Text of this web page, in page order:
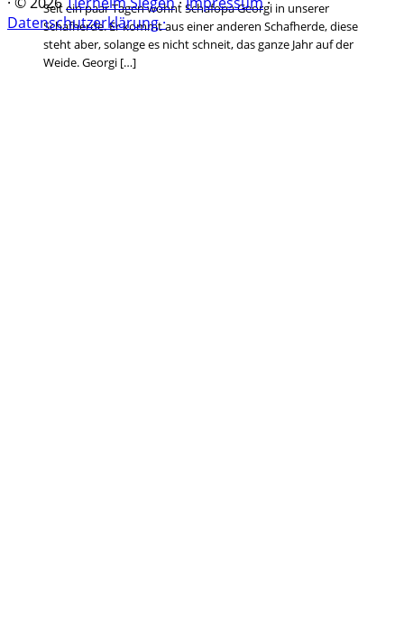
Seit ein paar Tagen wohnt Schafopa Georgi in unserer
Schafherde. Er kommt aus einer anderen Schafherde, diese
steht aber, solange es nicht schneit, das ganze Jahr auf der
Weide. Georgi […]
Datenschutzerklärung ·